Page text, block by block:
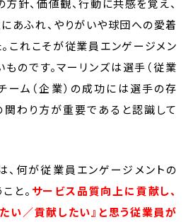
針、価値観、行動に共感を覚え、
あふれ、やりがいや球団への愛着
これこそが従業員エンゲージメン
のです。マーリンズは選手（従業
ーム（企業）の成功には選手の存
関わり方が重要であると認識して
、何が従業員エンゲージメントの
と。 サービス品質向上に貢献し、
い／貢献したい』と思う従業員が